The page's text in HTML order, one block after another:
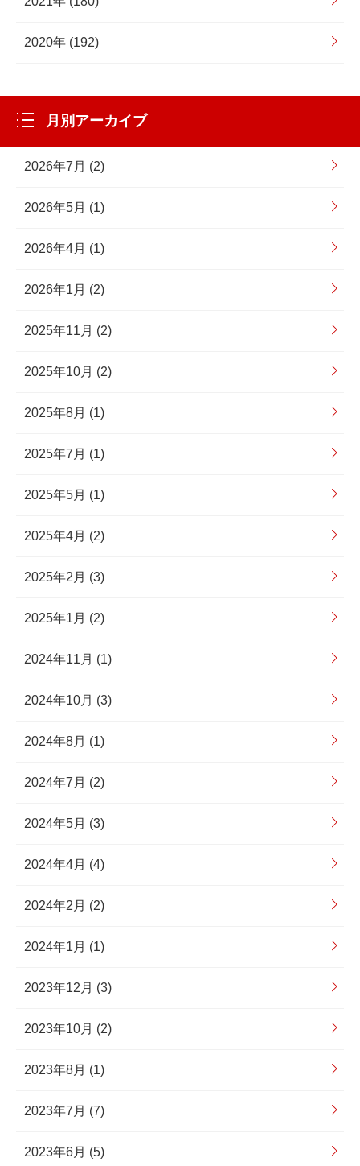
2020年 (192)
月別アーカイブ
2026年7月 (2)
2026年5月 (1)
2026年4月 (1)
2026年1月 (2)
2025年11月 (2)
2025年10月 (2)
2025年8月 (1)
2025年7月 (1)
2025年5月 (1)
2025年4月 (2)
2025年2月 (3)
2025年1月 (2)
2024年11月 (1)
2024年10月 (3)
2024年8月 (1)
2024年7月 (2)
2024年5月 (3)
2024年4月 (4)
2024年2月 (2)
2024年1月 (1)
2023年12月 (3)
2023年10月 (2)
2023年8月 (1)
2023年7月 (7)
2023年6月 (5)